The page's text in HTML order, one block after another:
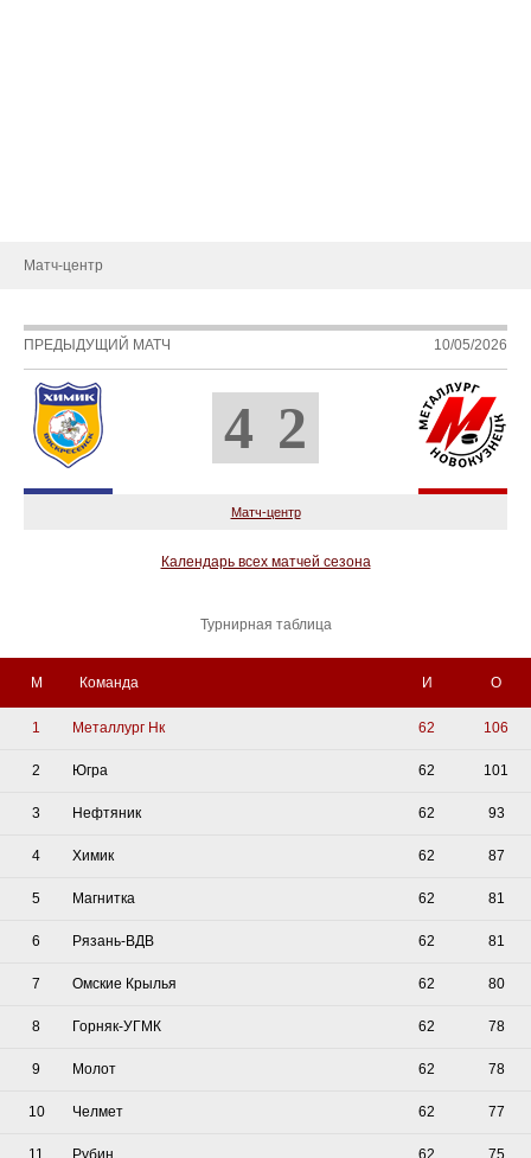
Матч-центр
ПРЕДЫДУЩИЙ МАТЧ 10/05/2026
4 2
Матч-центр
Календарь всех матчей сезона
Турнирная таблица
М Команда И О
1 Металлург Нк 62 106
2 Югра 62 101
3 Нефтяник 62 93
4 Химик 62 87
5 Магнитка 62 81
6 Рязань-ВДВ 62 81
7 Омские Крылья 62 80
8 Горняк-УГМК 62 78
9 Молот 62 78
10 Челмет 62 77
11 Рубин 62 75